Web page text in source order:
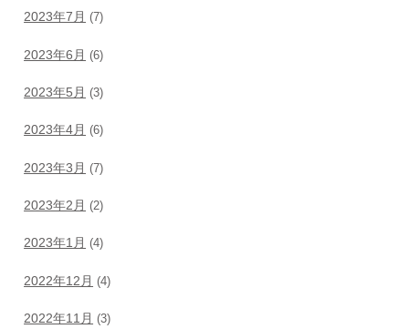
2023年7月 (7)
2023年6月 (6)
2023年5月 (3)
2023年4月 (6)
2023年3月 (7)
2023年2月 (2)
2023年1月 (4)
2022年12月 (4)
2022年11月 (3)